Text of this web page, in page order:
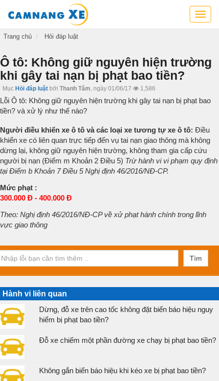
Cẩm
thông
kỹ
xe
Trang chủ Hỏi đáp luật
Ô tô: Không giữ nguyên hiện trường
khi gây tai nạn bị phạt bao tiền?
Mục Hỏi đáp luật bởi Thanh Tâm, ngày 01/06/17 1,586
Lỗi Ô tô: Không giữ nguyên hiện trường khi gây tai nạn bị phạt bao
tiền? và xử lý như thế nào?
Người điều khiển xe ô tô và các loại xe tương tự xe ô tô: Điều
khiển xe có liên quan trực tiếp đến vụ tai nạn giao thông mà không
dừng lại, không giữ nguyên hiện trường, không tham gia cấp cứu
người bị nạn (Điểm m Khoản 2 Điều 5) Trừ hành vi vi phạm quy định
tại Điểm b Khoản 7 Điều 5 Nghị định 46/2016/NĐ-CP.
Mức phạt :
300.000 Đ - 400.000 Đ
Theo: Nghị định 46/2016/NĐ-CP về xử phạt hành chính trong lĩnh
vực giao thông
Tìm
Hành vi liên quan
Dừng, đỗ xe trên cao tốc không đặt biển báo hiệu nguy
hiểm bị phạt bao tiền?
Đỗ xe chiếm một phần đường xe chạy bị phạt bao tiền?
Không gắn biển báo hiệu khi kéo xe bị phạt bao tiền?